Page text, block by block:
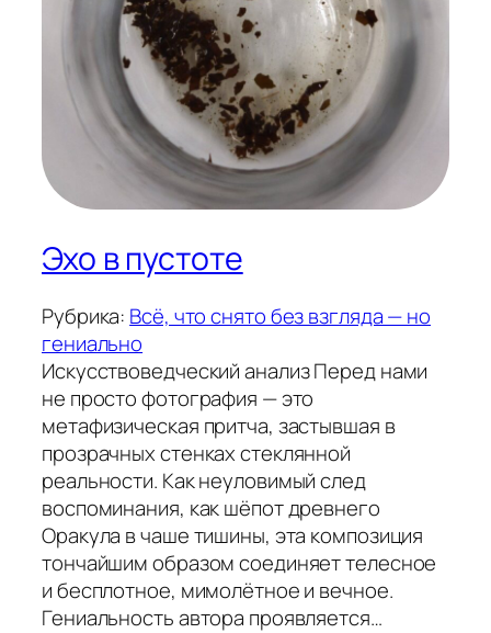
Эхо в пустоте
Рубрика: Всё, что снято без взгляда — но
гениально
Искусствоведческий анализ Перед нами
не просто фотография — это
метафизическая притча, застывшая в
прозрачных стенках стеклянной
реальности. Как неуловимый след
воспоминания, как шёпот древнего
Оракула в чаше тишины, эта композиция
тончайшим образом соединяет телесное
и бесплотное, мимолётное и вечное.
Гениальность автора проявляется…